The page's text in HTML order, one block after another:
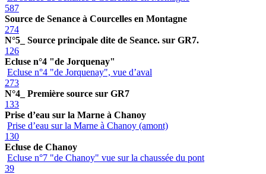
587
Source de Senance à Courcelles en Montagne
274
N°5_ Source principale dite de Seance. sur GR7.
126
Ecluse n°4 "de Jorquenay"
Ecluse n°4 "de Jorquenay", vue d’aval
273
N°4_ Première source sur GR7
133
Prise d’eau sur la Marne à Chanoy
Prise d’eau sur la Marne à Chanoy (amont)
130
Ecluse de Chanoy
Ecluse n°7 "de Chanoy" vue sur la chaussée du pont
39